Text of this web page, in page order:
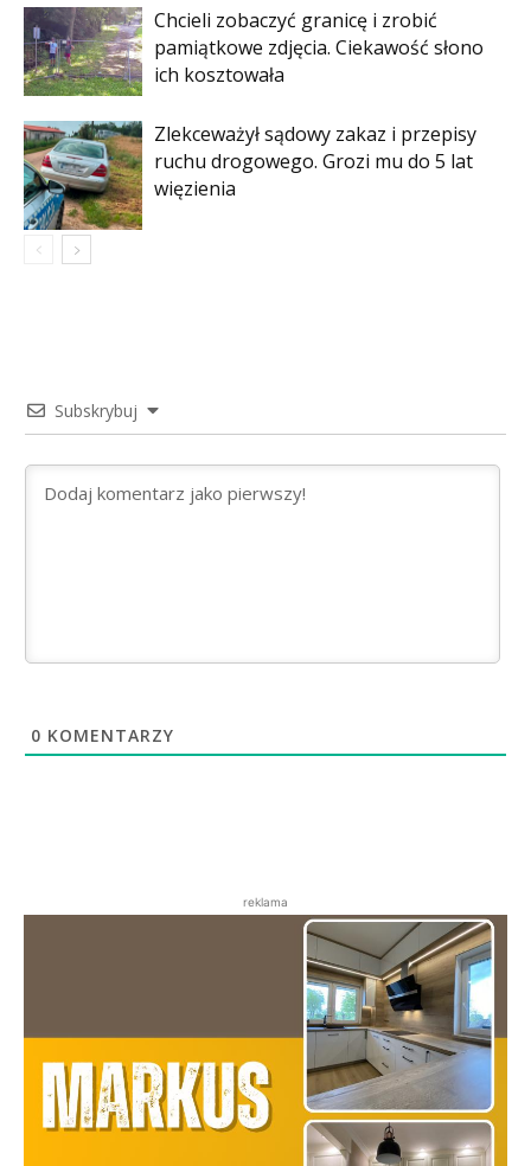
Chcieli zobaczyć granicę i zrobić
pamiątkowe zdjęcia. Ciekawość słono
ich kosztowała
Zlekceważył sądowy zakaz i przepisy
ruchu drogowego. Grozi mu do 5 lat
więzienia
Subskrybuj
0 KOMENTARZY
reklama